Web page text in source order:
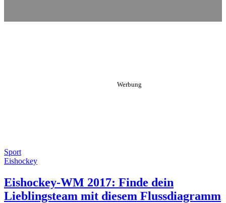
Sport
Eishockey
Eishockey-WM 2017: Finde dein
Lieblingsteam mit diesem Flussdiagramm